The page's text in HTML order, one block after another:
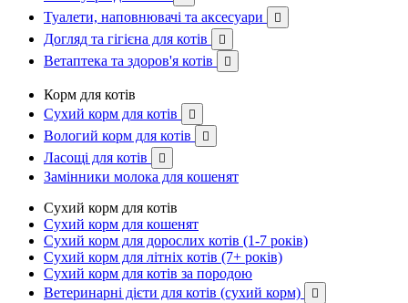
Туалети, наповнювачі та аксесуари 
Догляд та гігієна для котів 
Ветаптека та здоров'я котів 
Корм для котів
Сухий корм для котів

Вологий корм для котів 
Ласощі для котів 
Замінники молока для кошенят
Сухий корм для котів
Сухий корм для кошенят
Сухий корм для дорослих котів (1-7 років)
Сухий корм для літніх котів (7+ років)
Сухий корм для котів за породою
Ветеринарні дієти для котів (сухий корм)
